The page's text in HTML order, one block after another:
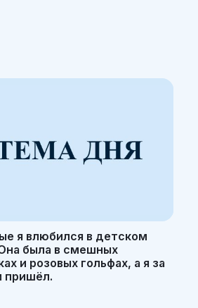
я влюбился в детском
была в смешных
и розовых гольфах, а я за
пришёл.